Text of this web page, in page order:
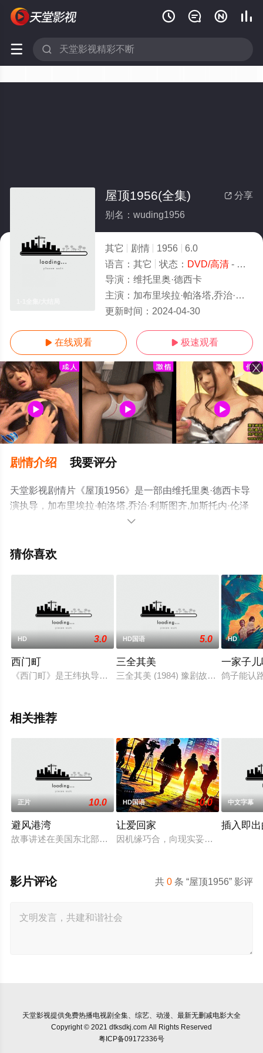
   
 
 分享
屋顶1956(全集)
别名：wuding1956
其它 剧情 1956
6.0
语言： 其它 状态： DVD/高清- 免费在线观看
导演： 维托里奥·德西卡
主演： 加布里埃拉·帕洛塔,乔治·利斯图齐,加斯托内·伦泽利
更新时间： 2024-04-30
 在线观看  极速观看
剧情介绍 我要评分
天堂影视剧情片《屋顶1956》是一部由维托里奥·德西卡导
演执导，加布里埃拉·帕洛塔,乔治·利斯图齐,加斯托内·伦泽
利等演员精彩演绎的其它电影，大结局剧情已揭晓（1-1全
电影网，更多相关信息可移步至豆瓣电影、电视猫或剧情

猜你喜欢
HD 3.0
西门町
《西门町》是王纬执导，安心亚、郭品超、黄秋生主演的爱情
HD国语 5.0
三全其美
三全其美 (1984) 豫剧故事梗概：金
HD
一家子
鸽子能认
相关推荐
正片 10.0
避风港湾
故事讲述在美国东北部一个小镇的农场，一个怀抱音乐理想的
HD国语 10.0
让爱回家
因机缘巧合，向现实妥协的导演朱达
中文字幕
插入即
共0 条 “屋顶1956” 影评
影片评论
天堂影视提供免费热播电视剧全集、综艺、动漫、最新无删减电影大全
Copyright © 2021 dtksdkj.com All Rights Reserved
粤ICP备09172336号